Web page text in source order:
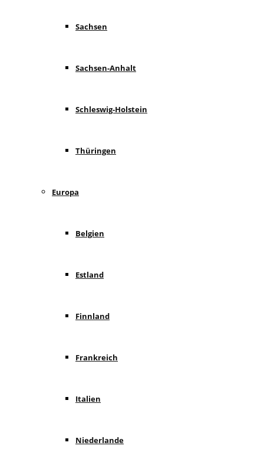
Sachsen
Sachsen-Anhalt
Schleswig-Holstein
Thüringen
Europa
Belgien
Estland
Finnland
Frankreich
Italien
Niederlande